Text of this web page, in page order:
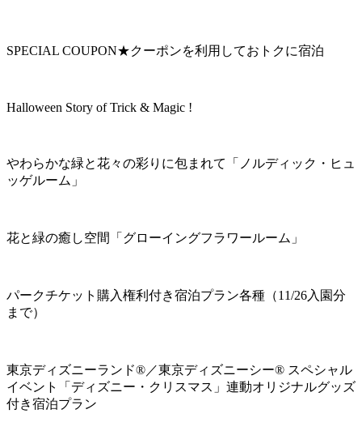
SPECIAL COUPON★クーポンを利用しておトクに宿泊
Halloween Story of Trick & Magic !
やわらかな緑と花々の彩りに包まれて「ノルディック・ヒュ
ッゲルーム」
花と緑の癒し空間「グローイングフラワールーム」
パークチケット購入権利付き宿泊プラン各種（11/26入園分
まで）
東京ディズニーランド®／東京ディズニーシー® スペシャル
イベント「ディズニー・クリスマス」連動オリジナルグッズ
付き宿泊プラン